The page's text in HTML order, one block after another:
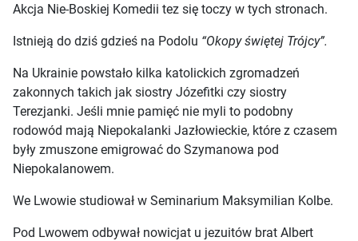
Akcja Nie-Boskiej Komedii tez się toczy w tych stronach.
Istnieją do dziś gdzieś na Podolu “Okopy świętej Trójcy”.
Na Ukrainie powstało kilka katolickich zgromadzeń
zakonnych takich jak siostry Józefitki czy siostry
Terezjanki. Jeśli mnie pamięć nie myli to podobny
rodowód mają Niepokalanki Jazłowieckie, które z czasem
były zmuszone emigrować do Szymanowa pod
Niepokalanowem.
We Lwowie studiował w Seminarium Maksymilian Kolbe.
Pod Lwowem odbywał nowicjat u jezuitów brat Albert